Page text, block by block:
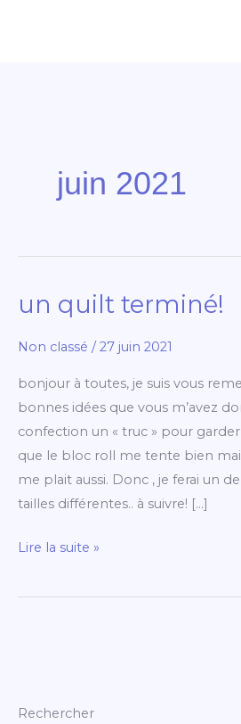
juin 2021
un quilt terminé!
Non classé /27 juin 2021
bonjour à toutes, je suis vous
bonnes idées que vous m’avez
confection un « truc » pour
que le bloc roll me tente bien
me plait aussi. Donc , je ferai un
tailles différentes.. à suivre! […]
un
terminé!
Lire la suite »
Rechercher